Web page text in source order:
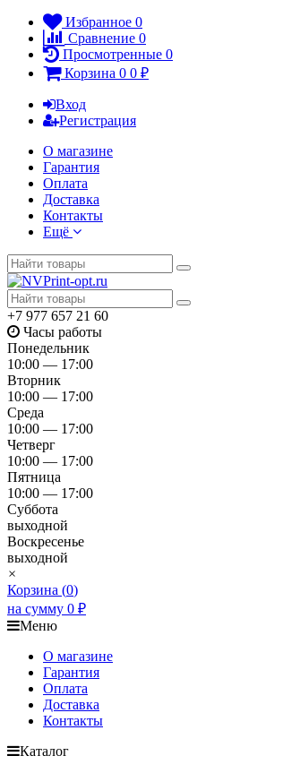
Избранное 0
Сравнение 0
Просмотренные 0
Корзина 0 0 ₽
Вход
Регистрация
О магазине
Гарантия
Оплата
Доставка
Контакты
Ещё
+7 977 657 21 60
Часы работы
Понедельник
10:00 — 17:00
Вторник
10:00 — 17:00
Среда
10:00 — 17:00
Четверг
10:00 — 17:00
Пятница
10:00 — 17:00
Суббота
выходной
Воскресенье
выходной
×
Корзина (0)
на сумму 0 ₽
Меню
О магазине
Гарантия
Оплата
Доставка
Контакты
Каталог